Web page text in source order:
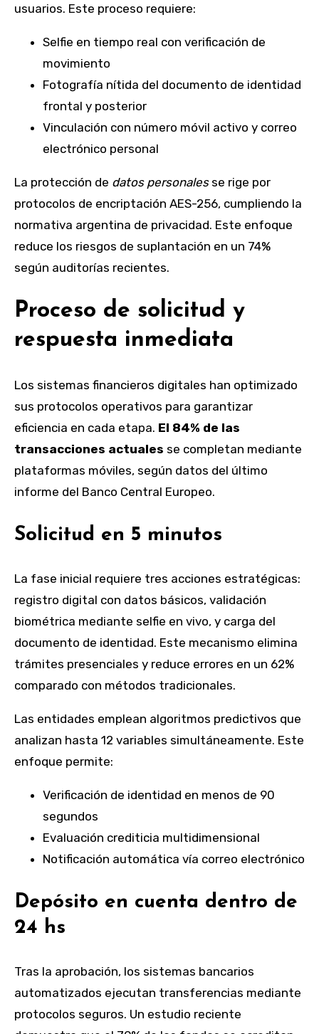
usuarios. Este proceso requiere:
Selfie en tiempo real con verificación de
movimiento
Fotografía nítida del documento de identidad
frontal y posterior
Vinculación con número móvil activo y correo
electrónico personal
La protección de datos personalesse rige por
protocolos de encriptación AES-256, cumpliendo la
normativa argentina de privacidad. Este enfoque
reduce los riesgos de suplantación en un 74%
según auditorías recientes.
Proceso de solicitud y
respuesta inmediata
Los sistemas financieros digitales han optimizado
sus protocolos operativos para garantizar
eficiencia en cada etapa. El 84% de las
transacciones actuales se completan mediante
plataformas móviles, según datos del último
informe del Banco Central Europeo.
Solicitud en 5 minutos
La fase inicial requiere tres acciones estratégicas:
registro digital con datos básicos, validación
biométrica mediante selfie en vivo, y carga del
documento de identidad. Este mecanismo elimina
trámites presenciales y reduce errores en un 62%
comparado con métodos tradicionales.
Las entidades emplean algoritmos predictivos que
analizan hasta 12 variables simultáneamente. Este
enfoque permite:
Verificación de identidad en menos de 90
segundos
Evaluación crediticia multidimensional
Notificación automática vía correo electrónico
Depósito en cuenta dentro de
24 hs
Tras la aprobación, los sistemas bancarios
automatizados ejecutan transferencias mediante
protocolos seguros. Un estudio reciente